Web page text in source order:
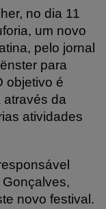
no dia 11
um novo
pelo jornal
para
objetivo é
através da
atividades
novo festival.